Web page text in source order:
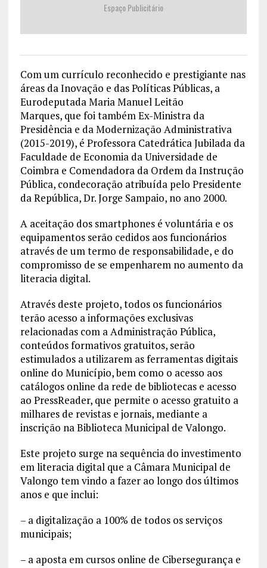
Espaço Publicitário
Com um currículo reconhecido e prestigiante nas
áreas da Inovação e das Políticas Públicas, a
Eurodeputada Maria Manuel Leitão
Marques, que foi também Ex-Ministra da
Presidência e da Modernização Administrativa
(2015-2019), é Professora Catedrática Jubilada da
Faculdade de Economia da Universidade de
Coimbra e Comendadora da Ordem da Instrução
Pública, condecoração atribuída pelo Presidente
da República, Dr. Jorge Sampaio, no ano 2000.
A aceitação dos smartphones é voluntária e os
equipamentos serão cedidos aos funcionários
através de um termo de responsabilidade, e do
compromisso de se empenharem no aumento da
literacia digital.
Através deste projeto, todos os funcionários
terão acesso a informações exclusivas
relacionadas com a Administração Pública,
conteúdos formativos gratuitos, serão
estimulados a utilizarem as ferramentas digitais
online do Município, bem como o acesso aos
catálogos online da rede de bibliotecas e acesso
ao PressReader, que permite o acesso gratuito a
milhares de revistas e jornais, mediante a
inscrição na Biblioteca Municipal de Valongo.
Este projeto surge na sequência do investimento
em literacia digital que a Câmara Municipal de
Valongo tem vindo a fazer ao longo dos últimos
anos e que inclui:
– a digitalização a 100% de todos os serviços
municipais;
– a aposta em cursos online de Cibersegurança e